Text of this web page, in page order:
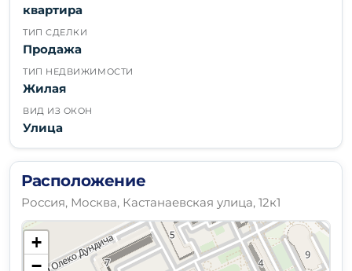
квартира
ТИП СДЕЛКИ
Продажа
ТИП НЕДВИЖИМОСТИ
Жилая
ВИД ИЗ ОКОН
Улица
Расположение
Россия, Москва, Кастанаевская улица, 12к1
+
−